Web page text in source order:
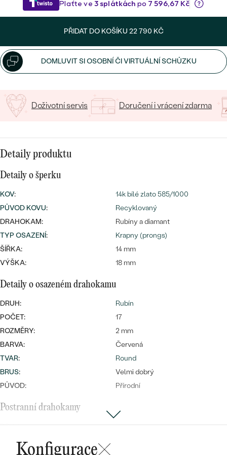
Nejprodávanější
snubní prsteny
PROHLÉDNOUT
DRAHOKAM
ZLATO
STŘÍBRO
Wave kolekce
PROHLÉDNOUT
S DRAHOKAMY
S LAB-GROWN DIAMANTY
S PERLAMI
DLE STYLU
SYMBOLICKÉ
MINIMALISTICKÉ
PODLE PŘÍLEŽITOSTI
PODLE BARVY
PODLE TVARU KAMENE
NA MÍRU
DIAMANTY
Nejprodávanější
náušnice
CENOVĚ DOSTUPNÉ
LUXUSNÍ
Personalizované
přívěsky
OBJEVIT
CENOVĚ DOSTUPNÉ
Nejprodávanější
PROHLÉDNOUT
PŘIDAT DO KOŠÍKU 22 790 KČ
DOMLUVIT SI OSOBNÍ ČI VIRTUÁLNÍ SCHŮZKU
Doživotní servis Doručení i vrácení zdarma
Detaily produktu
Detaily o šperku
KOV:
14k bílé zlato 585/1000
PŮVOD KOVU:
Recyklovaný
DRAHOKAM:
Rubíny a diamant
TYP OSAZENÍ:
Krapny (prongs)
ŠÍŘKA:
14 mm
VÝŠKA:
18 mm
Detaily o osazeném drahokamu
DRUH:
Rubín
POČET:
17
ROZMĚRY:
2 mm
BARVA:
Červená
TVAR:
Round
BRUS:
Velmi dobrý
PŮVOD:
Přírodní
Postranní drahokamy
DRUH:
Diamant
POČET:
Konfigurace